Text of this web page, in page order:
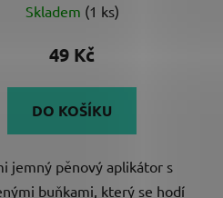
Skladem (1 ks)
49 Kč
DO KOŠÍKU
jemný pěnový aplikátor s
buňkami, který se hodí